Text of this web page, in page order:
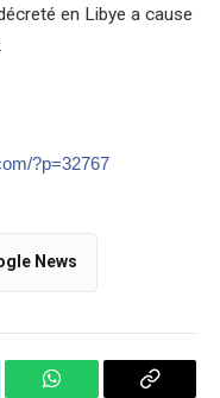
en Libye a cause
?p=32767
News